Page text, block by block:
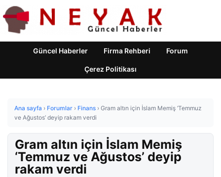
Güncel Haberler Firma Rehberi Forum
Çerez Politikası
Ana sayfa › Forumlar › Finans › Gram altın için İslam Memiş ‘Temmuz
ve Ağustos’ deyip rakam verdi
Gram altın için İslam Memiş
‘Temmuz ve Ağustos’ deyip
rakam verdi